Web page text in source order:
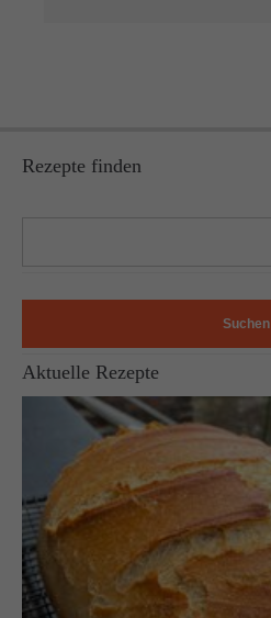
Rezepte finden
Suchen
Aktuelle Rezepte